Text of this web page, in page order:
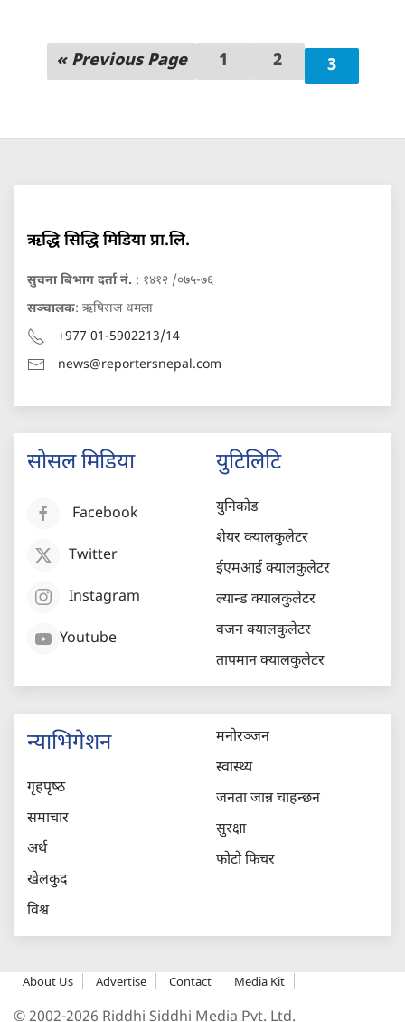
« Previous Page 1 2 3
ऋद्धि सिद्धि मिडिया प्रा.लि.
सुचना बिभाग दर्ता नं. : १४१२ /०७५-७६
सञ्चालक: ऋषिराज धमला
+977 01-5902213/14
news@reportersnepal.com
सोसल मिडिया
Facebook
Twitter
Instagram
Youtube
युटिलिटि
युनिकोड
शेयर क्यालकुलेटर
ईएमआई क्यालकुलेटर
ल्यान्ड क्यालकुलेटर
वजन क्यालकुलेटर
तापमान क्यालकुलेटर
न्याभिगेशन
गृहपृष्‍ठ
समाचार
अर्थ
खेलकुद
विश्व
मनोरञ्जन
स्वास्थ्य
जनता जान्न चाहन्छन
सुरक्षा
फोटो फिचर
About Us Advertise Contact Media Kit
© 2002-2026 Riddhi Siddhi Media Pvt. Ltd.